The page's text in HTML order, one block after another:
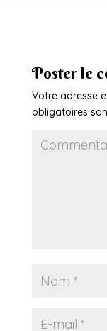
Poster le
Votre adresse
obligatoires